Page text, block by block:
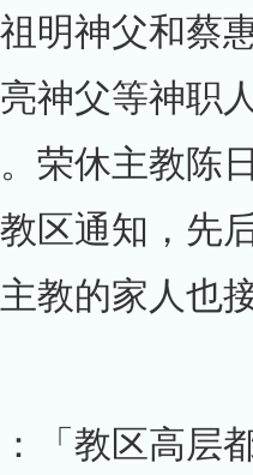
明神父和蔡
神父等神职
荣休主教陈
区通知，先
教的家人也
「教区高层